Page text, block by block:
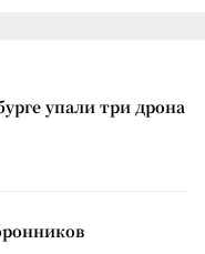
упали три дрона